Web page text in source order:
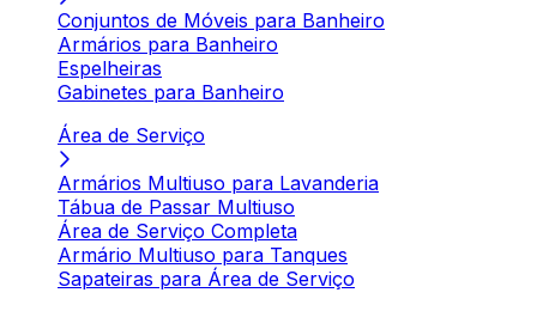
Conjuntos de Móveis para Banheiro
Armários para Banheiro
Espelheiras
Gabinetes para Banheiro
Área de Serviço
Armários Multiuso para Lavanderia
Tábua de Passar Multiuso
Área de Serviço Completa
Armário Multiuso para Tanques
Sapateiras para Área de Serviço